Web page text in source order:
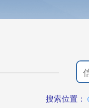
搜索位置：